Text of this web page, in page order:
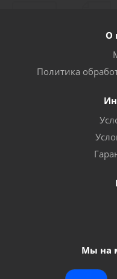
О
Политика
Мы на